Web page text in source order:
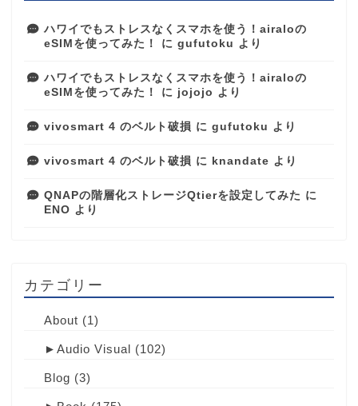
ハワイでもストレスなくスマホを使う！airaloの
eSIMを使ってみた！
に gufutoku より
ハワイでもストレスなくスマホを使う！airaloの
eSIMを使ってみた！
に jojojo より
vivosmart 4 のベルト破損 に gufutoku より
vivosmart 4 のベルト破損 に knandate より
QNAPの階層化ストレージQtierを設定してみた に
ENO より
カテゴリー
About (1)
► Audio Visual (102)
Blog (3)